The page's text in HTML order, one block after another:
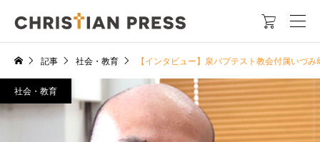

記事 社会・教育 【インタビュー】泉バプテスト教会付属いづ
社会・教育